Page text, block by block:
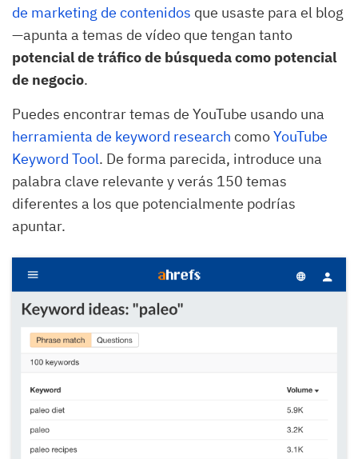
de marketing de contenidos que usaste para el blog
—apunta a temas de vídeo que tengan tanto
potencial de tráfico de búsqueda como potencial
de negocio.
Puedes encontrar temas de YouTube usando una
herramienta de keyword research comoYouTube
Keyword Tool. De forma parecida, introduce una
palabra clave relevante y verás 150 temas
diferentes a los que potencialmente podrías
apuntar.